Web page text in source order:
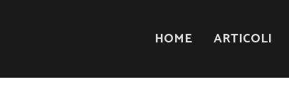
HOME ARTICOLI